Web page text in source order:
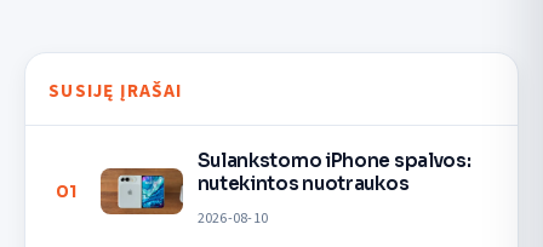
SUSIJĘ ĮRAŠAI
01
Sulankstomo iPhone spalvos:
nutekintos nuotraukos
2026-08-10